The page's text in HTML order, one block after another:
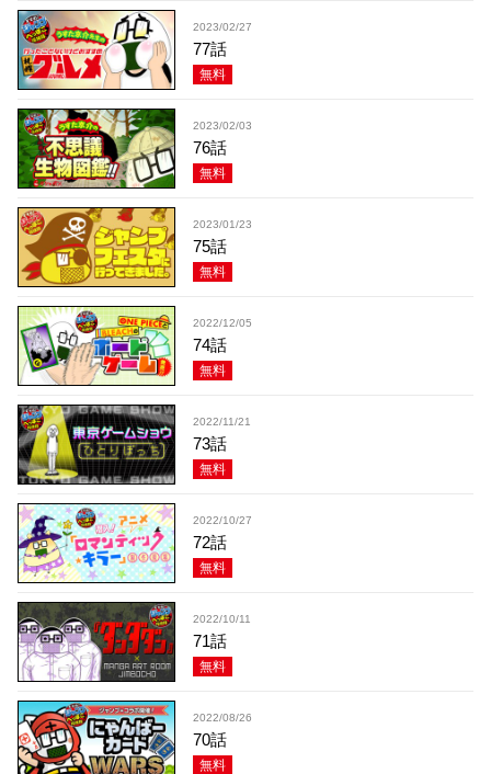
2023/02/27
77話
無料
2023/02/03
76話
無料
2023/01/23
75話
無料
2022/12/05
74話
無料
2022/11/21
73話
無料
2022/10/27
72話
無料
2022/10/11
71話
無料
2022/08/26
70話
無料